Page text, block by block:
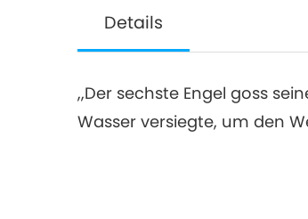
Details
,,Der sechste Engel goss
Wasser versiegte, um den